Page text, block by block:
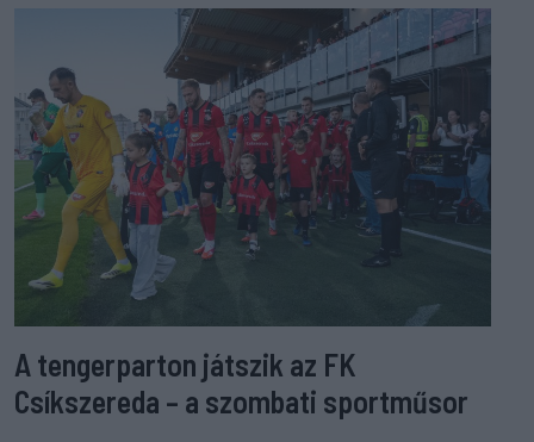
A tengerparton játszik az FK
Csíkszereda – a szombati sportműsor